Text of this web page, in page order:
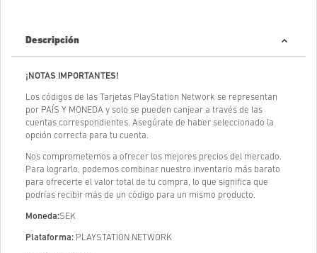
Descripción
¡NOTAS IMPORTANTES!
Los códigos de las Tarjetas PlayStation Network se representan
por PAÍS Y MONEDA y solo se pueden canjear a través de las
cuentas correspondientes. Asegúrate de haber seleccionado la
opción correcta para tu cuenta.
Nos comprometemos a ofrecer los mejores precios del mercado.
Para lograrlo, podemos combinar nuestro inventario más barato
para ofrecerte el valor total de tu compra, lo que significa que
podrías recibir más de un código para un mismo producto.
Moneda:SEK
Plataforma: PLAYSTATION NETWORK